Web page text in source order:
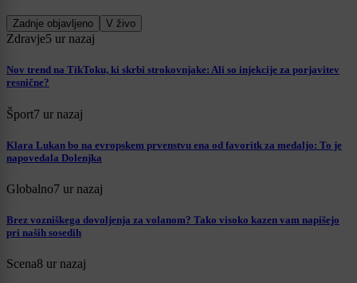
Zadnje objavljeno V živo
Zdravje5 ur nazaj
Nov trend na TikToku, ki skrbi strokovnjake: Ali so injekcije za porjavitev
resnične?
Šport7 ur nazaj
Klara Lukan bo na evropskem prvenstvu ena od favoritk za medaljo: To je
napovedala Dolenjka
Globalno7 ur nazaj
Brez vozniškega dovoljenja za volanom? Tako visoko kazen vam napišejo
pri naših sosedih
Scena8 ur nazaj